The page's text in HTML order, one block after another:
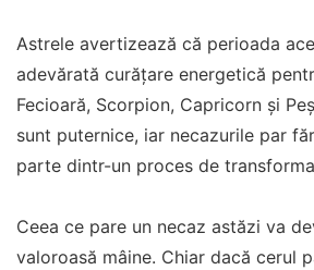
Astrele avertizează că perioada
adevărată curățare energetică
Fecioară, Scorpion, Capricorn și
sunt puternice, iar necazurile par
parte dintr-un proces de
Ceea ce pare un necaz astăzi va
valoroasă mâine. Chiar dacă cerul